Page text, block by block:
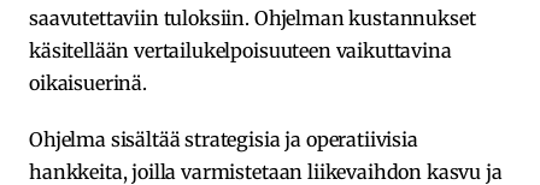
saavutettaviin tuloksiin. Ohjelman kustannukset
käsitellään vertailukelpoisuuteen vaikuttavina
oikaisuerinä.
Ohjelma sisältää strategisia ja operatiivisia
hankkeita, joilla varmistetaan liikevaihdon kasvu ja